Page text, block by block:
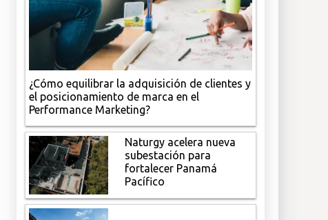
¿Cómo equilibrar la adquisición de clientes y
el posicionamiento de marca en el
Performance Marketing?
Naturgy acelera nueva
subestación para
fortalecer Panamá
Pacífico